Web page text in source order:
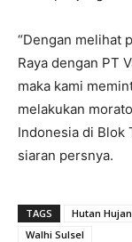
“Dengan melihat
Raya dengan PT
maka kami
melakukan
Indonesia di Blok
siaran persnya.
TAGS Hutan Hujan
Walhi Sulsel